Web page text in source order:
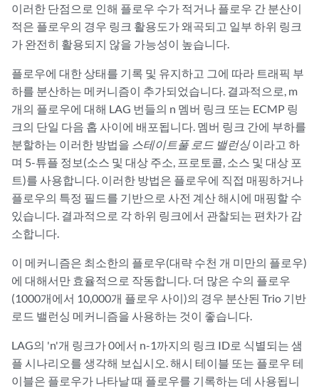
이러한 단점으로 인해 플로우 수가 적거나 플로우 간 분산이
적은 플로우의 경우 링크 활용도가 왜곡되고 일부 하위 링크
가 완전히 활용되지 않을 가능성이 높습니다.
플로우에 대한 상태를 기록 및 유지하고 그에 따라 트래픽 부
하를 분산하는 메커니즘이 추가되었습니다. 결과적으로, m
개의 플로우에 대해 LAG 번들의 n 멤버 링크 또는 ECMP 링
크의 단일 다음 홉 사이에 배포됩니다. 멤버 링크 간에 부하를
분할하는 이러한 방법을 스테이트풀 로드 밸런싱이라고 하
며 5-튜플 정보(소스 및 대상 주소, 프로토콜, 소스 및 대상 포
트)를 사용합니다. 이러한 방법은 플로우에 직접 매핑하거나
플로우의 특정 필드를 기반으로 사전 계산 해시에 매핑할 수
있습니다. 결과적으로 각 하위 링크에서 관찰되는 편차가 감
소합니다.
이 메커니즘은 최소한의 플로우(대략 수천 개 미만의 플로우)
에 대해서만 효율적으로 작동합니다. 더 많은 수의 플로우
(1000개에서 10,000개 플로우 사이)의 경우 분산된 Trio 기반
로드 밸런싱 메커니즘을 사용하는 것이 좋습니다.
LAG의 'n'개 링크가 0에서 n-1까지의 링크 ID로 식별되는 샘
플 시나리오를 생각해 보십시오. 해시 테이블 또는 플로우 테
이블은 플로우가 나타날 때 플로우를 기록하는 데 사용됩니